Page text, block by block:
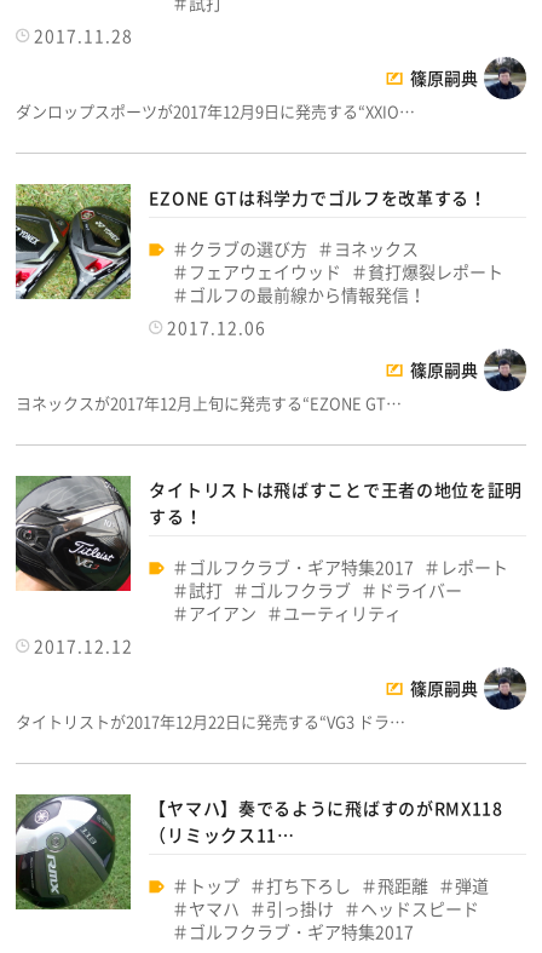
2017.11.28
篠原嗣典
ダンロップスポーツが2017年12月9日に発売する“XXIO…
EZONE GTは科学力でゴルフを改革する！
クラブの選び方
ヨネックス
フェアウェイウッド
貧打爆裂レポート
ゴルフの最前線から情報発信！
2017.12.06
篠原嗣典
ヨネックスが2017年12月上旬に発売する“EZONE GT…
タイトリストは飛ばすことで王者の地位を証明
する！
ゴルフクラブ・ギア特集2017
レポート
試打
ゴルフクラブ
ドライバー
アイアン
ユーティリティ
2017.12.12
篠原嗣典
タイトリストが2017年12月22日に発売する“VG3 ドラ…
【ヤマハ】奏でるように飛ばすのがRMX118
（リミックス11…
トップ 打ち下ろし 飛距離
弾道
ヤマハ
引っ掛け
ヘッドスピード
ゴルフクラブ・ギア特集2017